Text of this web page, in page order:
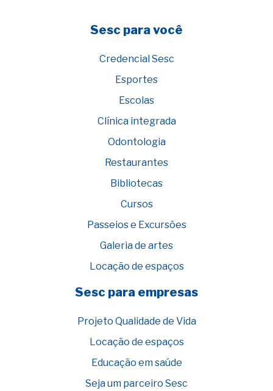
Sesc para você
Credencial Sesc
Esportes
Escolas
Clínica integrada
Odontologia
Restaurantes
Bibliotecas
Cursos
Passeios e Excursões
Galeria de artes
Locação de espaços
Sesc para empresas
Projeto Qualidade de Vida
Locação de espaços
Educação em saúde
Seja um parceiro Sesc